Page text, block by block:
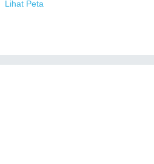
Lihat Peta